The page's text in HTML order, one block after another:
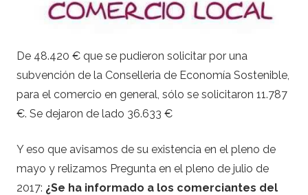
De 48.420 € que se pudieron solicitar por una
subvención de la Conselleria de Economía Sostenible,
para el comercio en general, sólo se solicitaron 11.787
€. Se dejaron de lado 36.633 €
Y eso que avisamos de su existencia en el pleno de
mayo y relizamos Pregunta en el pleno de julio de
2017: ¿Se ha informado a los comerciantes del